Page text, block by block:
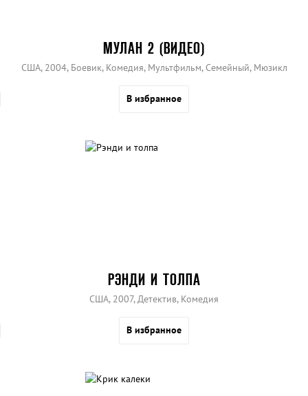
МУЛАН 2 (ВИДЕО)
США, 2004, Боевик, Комедия, Мультфильм, Семейный, Мюзикл
В избранное
РЭНДИ И ТОЛПА
США, 2007, Детектив, Комедия
В избранное